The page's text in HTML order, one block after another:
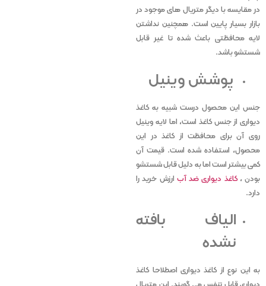
در مقایسه با دیگر متریال های موجود در
بازار بسیار پایین است. همچنین نداشتن
لایه محافظتی باعث شده تا غیر قابل
شستشو باشد.
پوشش وینیل
جنس این محصول درست شبیه به کاغذ
دیواری از جنس کاغذ است، اما لایه وینیل
روی آن برای محافظت از کاغذ در این
محصول، استفاده شده است. قیمت آن
کمی بیشتر است اما به دلیل قابل شستشو
بودن ،کاغذ دیواری ضد آب ارزش خرید را
دارد.
الیاف بافته
نشده
به این نوع از کاغذ دیواری اصطلاحا کاغذ